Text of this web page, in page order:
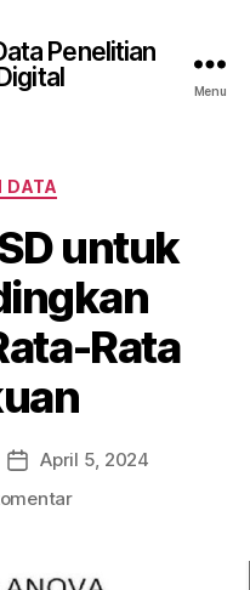
Penelitian
Menu
DATA
untuk
Rata
Tanggal
April 5, 2024
pada
HSD